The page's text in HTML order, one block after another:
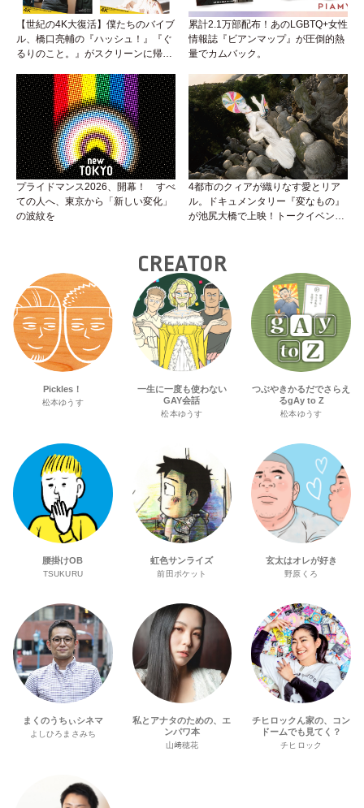
【世紀の4K大復活】僕たちのバイブ
ル、橋口亮輔の『ハッシュ！』『ぐ
るりのこと。』がスクリーンに帰っ
ていくためのサバイバル・ガイド
累計2.1万部配布！あのLGBTQ+女性
情報誌『ビアンマップ』が圧倒的熱
量でカムバック。
プライドマンス2026、開幕！ すべ
ての人へ、東京から「新しい変化」
の波紋を
4都市のクィアが織りなす愛とリア
ル。ドキュメンタリー『変なもの』
が池尻大橋で上映！トークイベント
CREATOR
Pickles！
松本ゆうす
一生に一度も使わない
GAY会話
松本ゆうす
つぶやきかるだでさらえ
るgAy to Z
松本ゆうす
腰掛けOB
TSUKURU
虹色サンライズ
前田ポケット
玄太はオレが好き
野原くろ
まくのうちぃシネマ
よしひろまさみち
私とアナタのための、エ
ンパワ本
山﨑穂花
チヒロックん家の、コン
ドームでも見てく？
チヒロック